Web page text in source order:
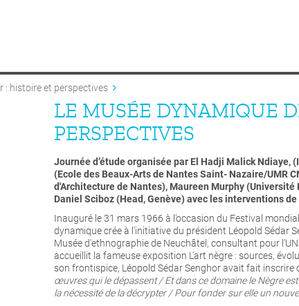
: histoire et perspectives
LE MUSÉE DYNAMIQUE
PERSPECTIVES
Journée d’étude organisée par El Hadji Malick Ndiaye,
(Ecole des Beaux-Arts de Nantes Saint- Nazaire/UMR
d'Architecture de Nantes), Maureen Murphy
Daniel Sciboz (Head, Genève) avec les interventions
Inauguré le 31 mars 1966 à l’occasion du Festival
dynamique crée à l'initiative du président Léopold Sédar
Musée d'ethnographie de Neuchâtel, consultant pour
accueillit la fameuse exposition L'art nègre : sources,
son frontispice, Léopold Sédar Senghor avait fait inscrire
œuvres qui le dépassent / Et dans ce domaine le Nègre
la nécessité de la décrypter / Pour fonder sur elle un